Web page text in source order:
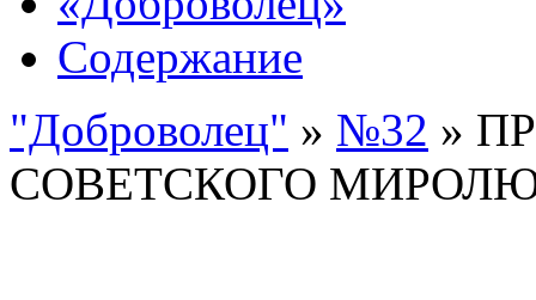
Содержание
"Доброволец" » №32 »
СОВЕТСКОГО